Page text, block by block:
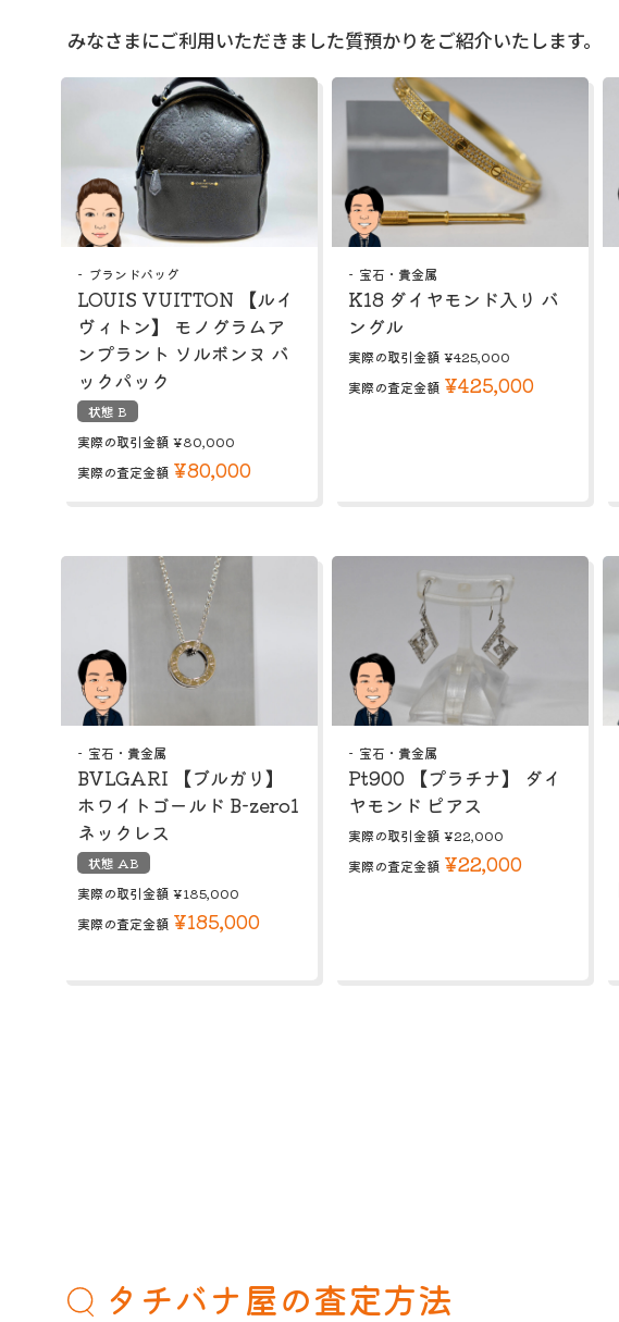
みなさまにご利用いただきました質預かりをご紹介いたします。
ブランドバッグ
LOUIS VUITTON 【ルイ
ヴィトン】 モノグラムア
ンプラント ソルボンヌ バ
ックパック
状態 B
実際の取引金額 ¥80,000
実際の査定金額 ¥80,000
宝石・貴金属
K18 ダイヤモンド入り バ
ングル
実際の取引金額 ¥425,000
実際の査定金額 ¥425,000
宝石・貴金属
BVLGARI 【ブルガリ】
ホワイトゴールド B-zero1
ネックレス
状態 AB
実際の取引金額 ¥185,000
実際の査定金額 ¥185,000
宝石・貴金属
Pt900 【プラチナ】 ダイ
ヤモンド ピアス
実際の取引金額 ¥22,000
実際の査定金額 ¥22,000
タチバナ屋の査定方法